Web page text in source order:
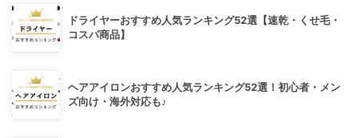
ドライヤーおすすめ人気ランキング52選【速乾・くせ毛・
コスパ商品】
ヘアアイロンおすすめ人気ランキング52選！初心者・メン
ズ向け・海外対応も♪